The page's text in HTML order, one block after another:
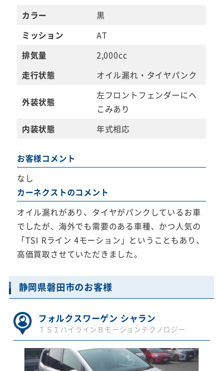
カラー
黒
ミッション
AT
排気量
2,000cc
走行状態
オイル漏れ・タイヤパンク
外装状態
左フロントフェンダーにへ
こみあり
内装状態
年式相応
お客様コメント
なし
カーネクストのコメント
オイル漏れがあり、タイヤがパンクしているお車
でしたが、海外でも需要のある車種、かつ人気の
「TSI Rライン 4モーション」ということもあり、
高価買取させていただきました。
静岡県磐田市のお客様
フォルクスワーゲン シャラン
ＴＳＩハイラインＢモーションテクノロジー